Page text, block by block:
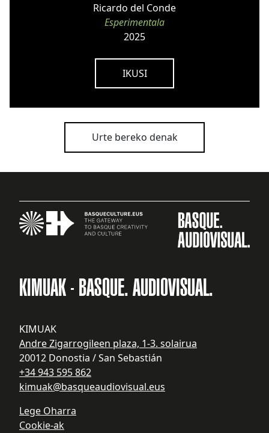
Ricardo del Conde
Esperimentala
2025
IKUSI
Urte bereko denak
KIMUAK - BASQUE. AUDIOVISUAL.
KIMUAK
Andre Zigarrogileen plaza, 1-3. solairua
20012 Donostia / San Sebastián
+34 943 595 862
kimuak@basqueaudiovisual.eus
Lege Oharra
Cookie-ak